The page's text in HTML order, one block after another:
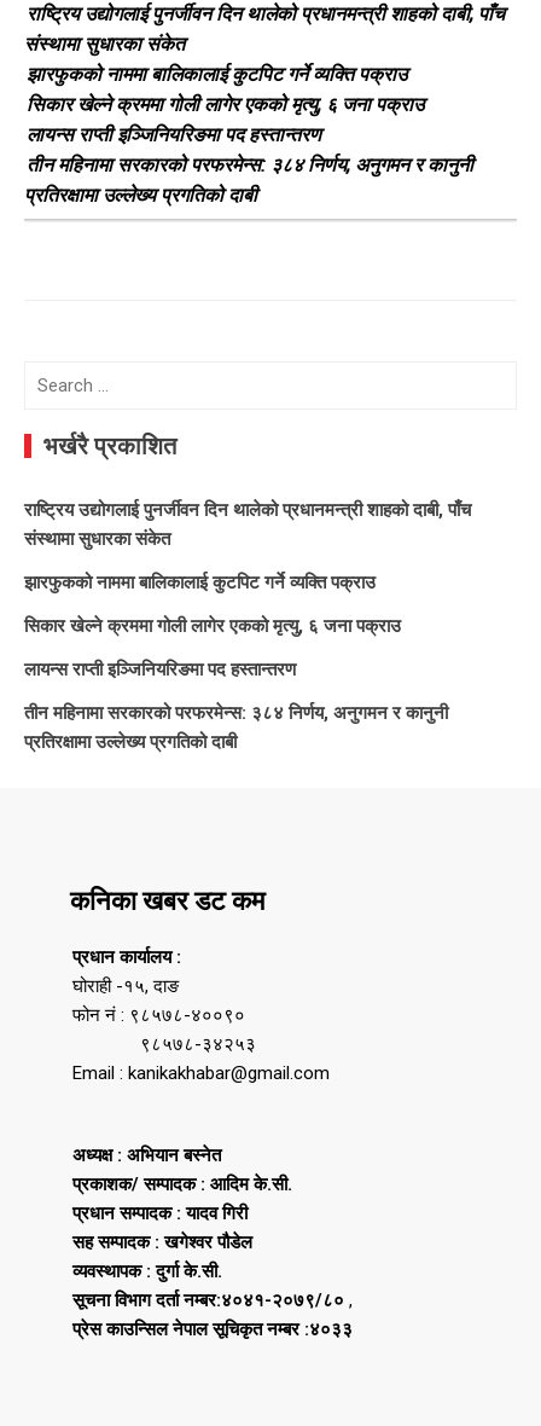
राष्ट्रिय उद्योगलाई पुनर्जीवन दिन थालेको प्रधानमन्त्री शाहको दाबी, पाँच
संस्थामा सुधारका संकेत
झारफुकको नाममा बालिकालाई कुटपिट गर्ने व्यक्ति पक्राउ
सिकार खेल्ने क्रममा गोली लागेर एकको मृत्यु, ६ जना पक्राउ
लायन्स राप्ती इञ्जिनियरिङमा पद हस्तान्तरण
तीन महिनामा सरकारको परफरमेन्स: ३८४ निर्णय, अनुगमन र कानुनी
प्रतिरक्षामा उल्लेख्य प्रगतिको दाबी
Search
भर्खरै प्रकाशित
राष्ट्रिय उद्योगलाई पुनर्जीवन दिन थालेको प्रधानमन्त्री शाहको दाबी, पाँच
संस्थामा सुधारका संकेत
झारफुकको नाममा बालिकालाई कुटपिट गर्ने व्यक्ति पक्राउ
सिकार खेल्ने क्रममा गोली लागेर एकको मृत्यु, ६ जना पक्राउ
लायन्स राप्ती इञ्जिनियरिङमा पद हस्तान्तरण
तीन महिनामा सरकारको परफरमेन्स: ३८४ निर्णय, अनुगमन र कानुनी
प्रतिरक्षामा उल्लेख्य प्रगतिको दाबी
कनिका खबर डट कम
प्रधान कार्यालय :
घोराही -१५, दाङ
फोन नं : ९८५७८-४००९०
९८५७८-३४२५३
Email : kanikakhabar@gmail.com
अध्यक्ष : अभियान बस्नेत
प्रकाशक/ सम्पादक : आदिम के.सी.
प्रधान सम्पादक : यादव गिरी
सह सम्पादक : खगेश्वर पौडेल
व्यवस्थापक : दुर्गा के.सी.
सूचना विभाग दर्ता नम्बर:४०४१-२०७९/८० ,
प्रेस काउन्सिल नेपाल सूचिकृत नम्बर :४०३३